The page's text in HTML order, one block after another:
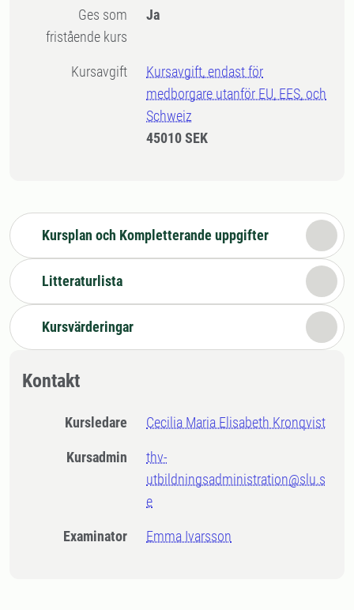
Ges som
fristående kurs
Ja
Kursavgift
Kursavgift, endast för
medborgare utanför EU, EES, och
Schweiz
45010 SEK
Kursplan och Kompletterande uppgifter
Litteraturlista
Kursvärderingar
Kontakt
Kursledare Cecilia Maria Elisabeth Kronqvist
Kursadmin
thv-
utbildningsadministration@slu.s
e
Examinator Emma Ivarsson